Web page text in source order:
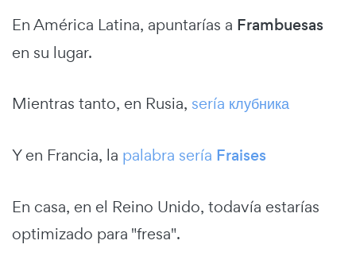
En América Latina, apuntarías a Frambuesas
en su lugar.
Mientras tanto, en Rusia, sería клубника
Y en Francia, la palabra sería Fraises
En casa, en el Reino Unido, todavía estarías
optimizado para "fresa".